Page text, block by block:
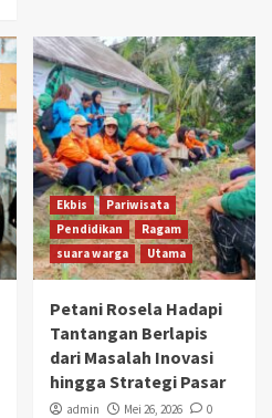
Ekbis
Pariwisata
Pendidikan
Ragam
suara warga
Utama
Petani Rosela Hadapi
Tantangan Berlapis
dari Masalah Inovasi
hingga Strategi Pasar
admin Mei 26, 2026 0